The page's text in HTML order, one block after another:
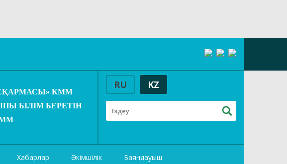
КММ
БІЛІМ БЕРЕТІН
KZ
RU
Хабарлар Әкімшілік Баяндауыш